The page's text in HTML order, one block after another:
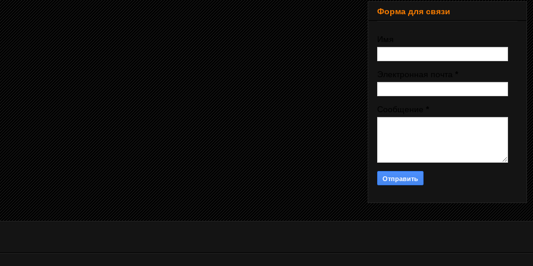
Форма для связи